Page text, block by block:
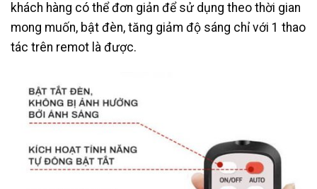
khách hàng có thể đơn giản để sử dụng theo thời gian
mong muốn, bật đèn, tăng giảm độ sáng chỉ với 1 thao
tác trên remot là được.